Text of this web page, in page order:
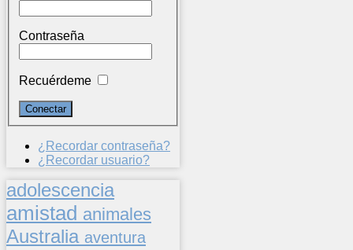
Contraseña
Recuérdeme
¿Recordar contraseña?
¿Recordar usuario?
adolescencia
amistad animales
Australia aventura